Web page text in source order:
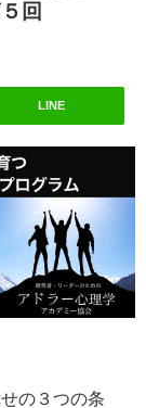
回
LINE
の３つの条